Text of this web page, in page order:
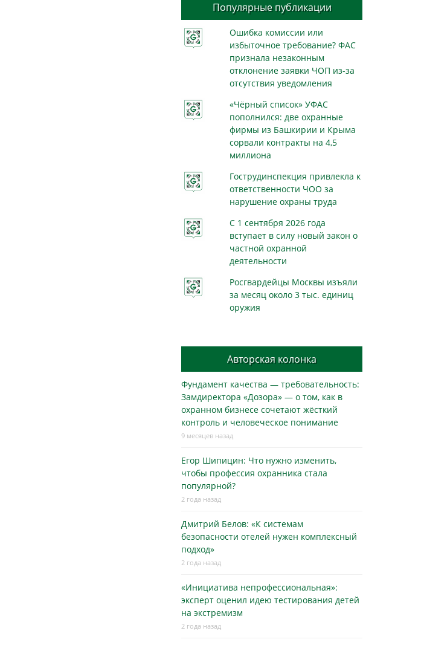
Популярные публикации
Ошибка комиссии или
избыточное требование? ФАС
признала незаконным
отклонение заявки ЧОП из-за
отсутствия уведомления
«Чёрный список» УФАС
пополнился: две охранные
фирмы из Башкирии и Крыма
сорвали контракты на 4,5
миллиона
Гострудинспекция привлекла к
ответственности ЧОО за
нарушение охраны труда
С 1 сентября 2026 года
вступает в силу новый закон о
частной охранной
деятельности
Росгвардейцы Москвы изъяли
за месяц около 3 тыс. единиц
оружия
Авторская колонка
Фундамент качества — требовательность:
Замдиректора «Дозора» — о том, как в
охранном бизнесe сочетают жёсткий
контроль и человеческое понимание
9 месяцев назад
Егор Шипицин: Что нужно изменить,
чтобы профессия охранника стала
популярной?
2 года назад
Дмитрий Белов: «К системам
безопасности отелей нужен комплексный
подход»
2 года назад
«Инициатива непрофессиональная»:
эксперт оценил идею тестирования детей
на экстремизм
2 года назад